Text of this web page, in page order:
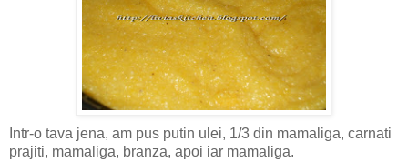
Intr-o tava jena, am pus putin ulei, 1/3 din mamaliga, carnati
prajiti, mamaliga, branza, apoi iar mamaliga.